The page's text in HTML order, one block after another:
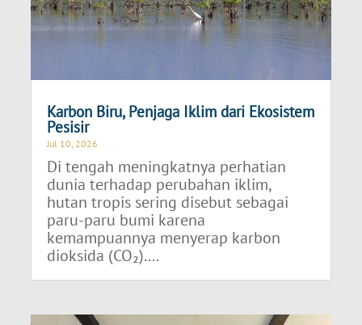
Karbon Biru, Penjaga Iklim dari Ekosistem
Pesisir
Jul 10, 2026
Di tengah meningkatnya perhatian
dunia terhadap perubahan iklim,
hutan tropis sering disebut sebagai
paru-paru bumi karena
kemampuannya menyerap karbon
dioksida (CO₂)....